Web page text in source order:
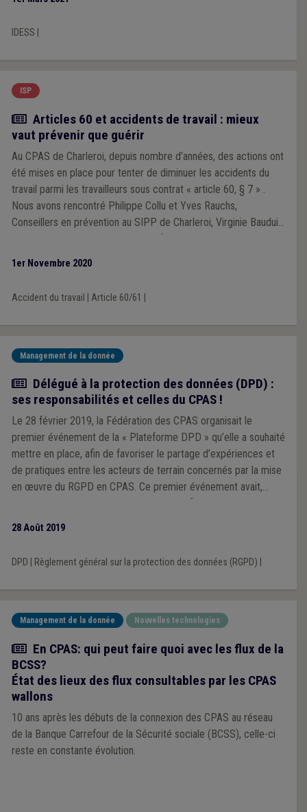
IDESS
ISP
Article
Articles 60 et accidents de travail : mieux
vaut prévenir que guérir
Au CPAS de Charleroi, depuis nombre d’années, des actions ont
été mises en place pour tenter de diminuer les accidents du
travail parmi les travailleurs sous contrat « article 60, § 7 » .
Nous avons rencontré Philippe Collu et Yves Rauchs,
Conseillers en prévention au SIPP de Charleroi, Virginie Bauduin,
Coordinatrice de l’équipe « Objectif emploi » et Michel
1er Novembre 2020
Accident du travail Article 60/61
Management de la donnée
Article
Délégué à la protection des données (DPD) :
ses responsabilités et celles du CPAS !
Le 28 février 2019, la Fédération des CPAS organisait le
premier événement de la « Plateforme DPD » qu’elle a souhaité
mettre en place, afin de favoriser le partage d’expériences et
de pratiques entre les acteurs de terrain concernés par la mise
en œuvre du RGPD en CPAS. Ce premier événement avait,
responsabilités du CPAS en cas de non-conformité au RGPD.
désignation du délégué à la protection des données par le
enjeux et sur les modalités concrètes de cette désignation.
28 Août 2019
DPD Règlement général sur la protection des données (RGPD)
Management de la donnée Nouvelles technologies
Article
En CPAS: qui peut faire quoi avec les flux de la
BCSS?
État des lieux des flux consultables par les CPAS
wallons
10 ans après les débuts de la connexion des CPAS au réseau
de la Banque Carrefour de la Sécurité sociale (BCSS), celle-ci
reste en constante évolution.